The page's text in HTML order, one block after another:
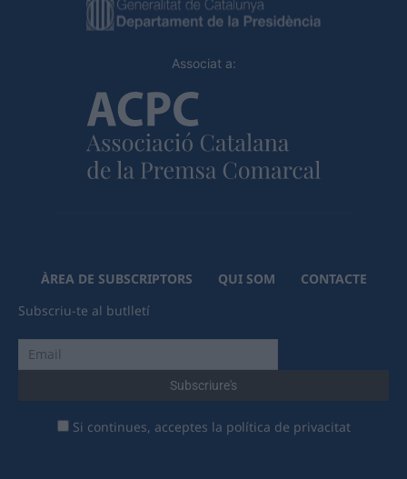
Associat a:
ÀREA DE SUBSCRIPTORS QUI SOM
CONTACTE
Subscriu-te al butlletí
Si continues, acceptes la política de privacitat